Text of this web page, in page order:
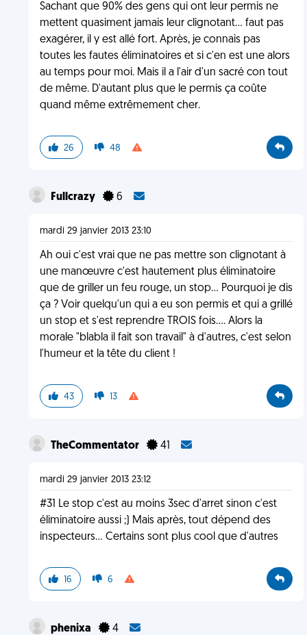
Sachant que 90% des gens qui ont leur permis ne
mettent quasiment jamais leur clignotant... faut pas
exagérer, il y est allé fort. Après, je connais pas
toutes les fautes éliminatoires et si c'en est une alors
au temps pour moi. Mais il a l'air d'un sacré con tout
de même. D'autant plus que le permis ça coûte
quand même extrêmement cher.
26 48
Fullcrazy 6
mardi 29 janvier 2013 23:10
Ah oui c'est vrai que ne pas mettre son clignotant à
une manœuvre c'est hautement plus éliminatoire
que de griller un feu rouge, un stop... Pourquoi je dis
ça ? Voir quelqu'un qui a eu son permis et qui a grillé
un stop et s'est reprendre TROIS fois.... Alors la
morale "blabla il fait son travail" à d'autres, c'est selon
l'humeur et la tête du client !
43 13
TheCommentator 41
mardi 29 janvier 2013 23:12
#31 Le stop c'est au moins 3sec d'arret sinon c'est
éliminatoire aussi ;) Mais après, tout dépend des
inspecteurs... Certains sont plus cool que d'autres
16 6
phenixa 4